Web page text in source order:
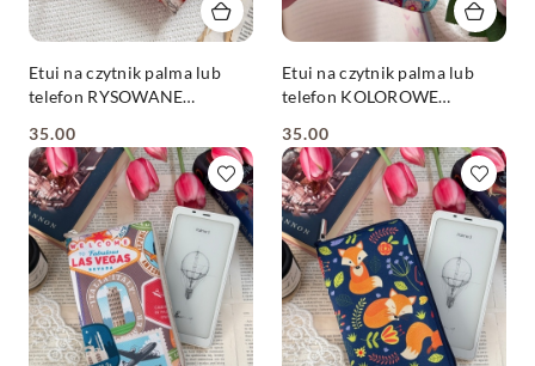
Etui na czytnik palma lub
telefon RYSOWANE
Cena:
35.00
Etui na czytnik palma lub
telefon KOLOROWE
Cena:
35.00